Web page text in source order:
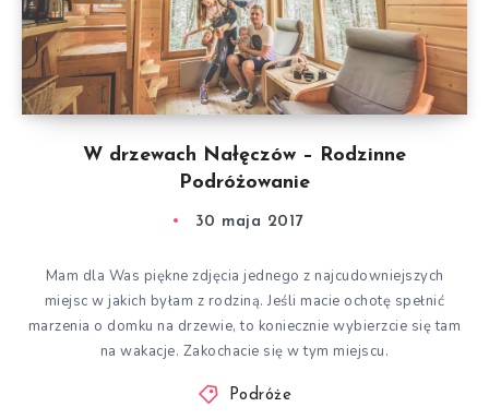
W drzewach Nałęczów – Rodzinne
Podróżowanie
30 maja 2017
Mam dla Was piękne zdjęcia jednego z najcudowniejszych
miejsc w jakich byłam z rodziną. Jeśli macie ochotę spełnić
marzenia o domku na drzewie, to koniecznie wybierzcie się tam
na wakacje. Zakochacie się w tym miejscu.
Podróże